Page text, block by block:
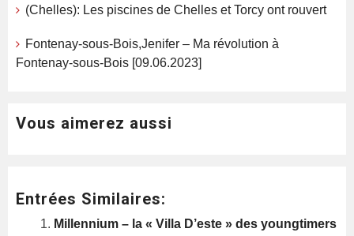
(Chelles): Les piscines de Chelles et Torcy ont rouvert
Fontenay-sous-Bois,Jenifer – Ma révolution à
Fontenay-sous-Bois [09.06.2023]
Vous aimerez aussi
Entrées Similaires:
Millennium – la « Villa D’este » des youngtimers